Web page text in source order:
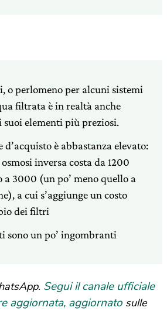
o perlomeno per alcuni sistemi
filtrata è in realtà anche
elementi più preziosi.
è abbastanza elevato:
inversa costa da 1200
a 3000 (un po’ meno quello a
a cui s’aggiunge un costo
dei filtri
sono un po’ ingombranti
Segui il canale ufficiale
aggiornata, aggiornato sulle